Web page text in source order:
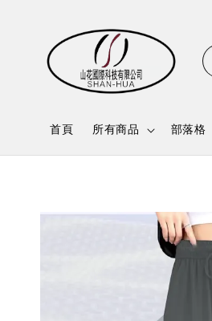
首頁 所有商品 部落格